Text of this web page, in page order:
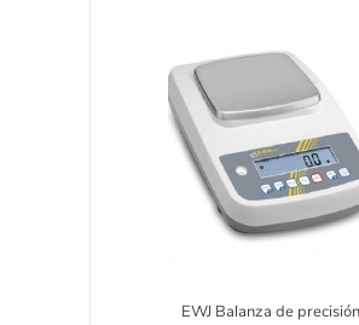
EWJ Balanza de precisión